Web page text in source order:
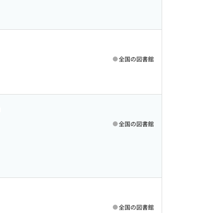
全国の図書館
全国の図書館
全国の図書館